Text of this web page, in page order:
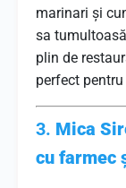
marinari și
sa
plin de
perfect
3. Mica
cu farmec